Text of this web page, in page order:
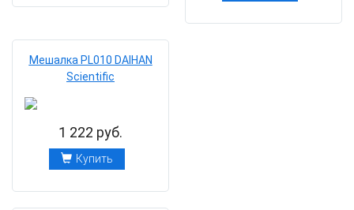
Мешалка PL010 DAIHAN
Scientific
1 222 руб.
Купить